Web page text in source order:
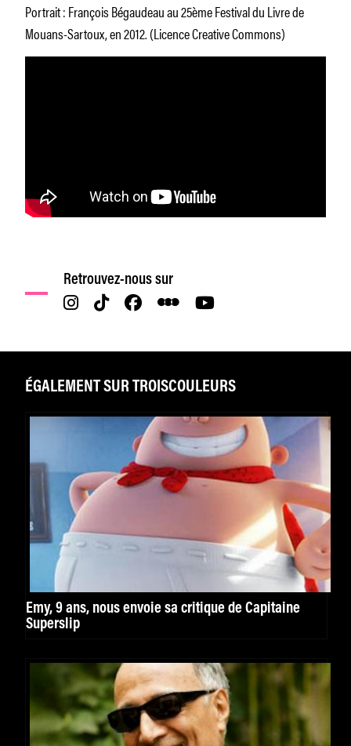
Portrait : François Bégaudeau au 25ème Festival du Livre de
Mouans-Sartoux, en 2012. (Licence Creative Commons)
Retrouvez-nous sur
ÉGALEMENT SUR TROISCOULEURS
Emy, 9 ans, nous envoie sa critique de Capitaine
Superslip